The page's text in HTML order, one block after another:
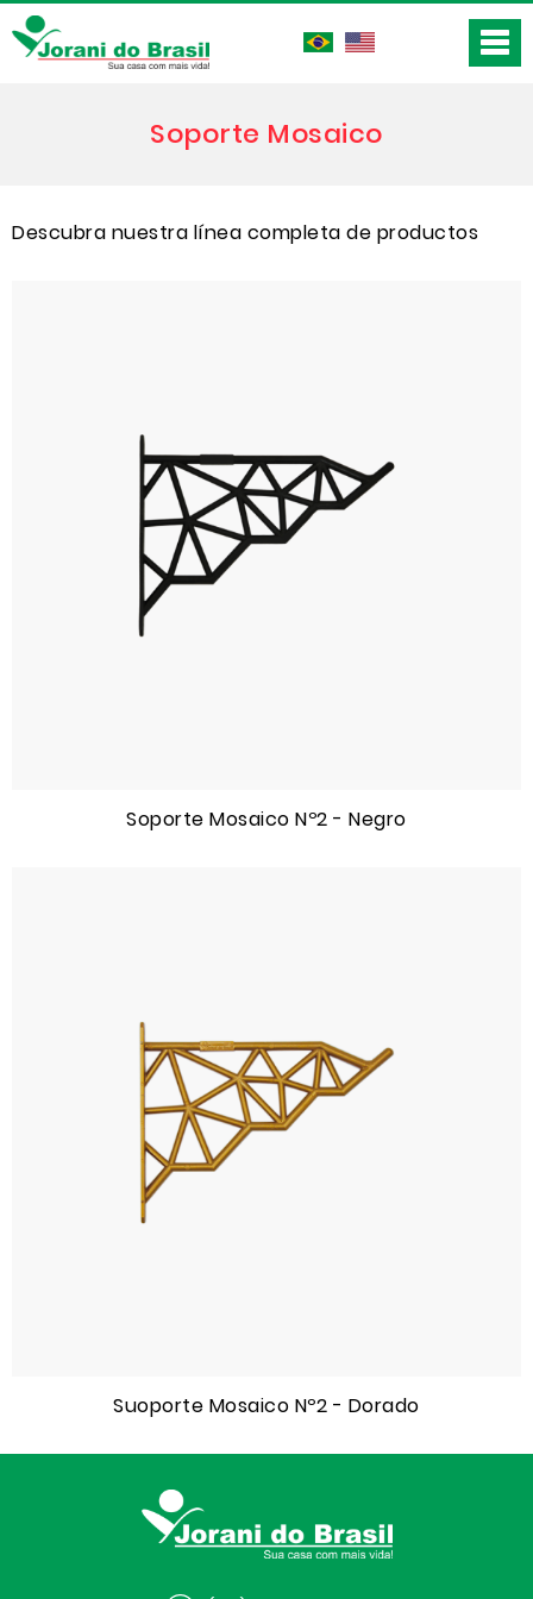
Soporte Mosaico
Descubra nuestra línea completa de productos
Soporte Mosaico Nº2 - Negro
Suoporte Mosaico Nº2 - Dorado